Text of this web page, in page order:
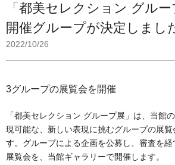
「都美セレクション グル
開催グループが決定しまし
2022/10/26
3グループの展覧会を開催
「都美セレクション グループ展」は、当館
現可能な、新しい表現に挑むグループの展
す。グループによる企画を公募し、審査を
展覧会を、当館ギャラリーで開催します。